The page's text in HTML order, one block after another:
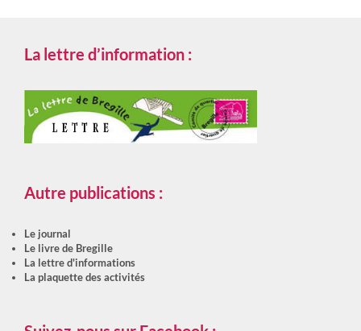
La lettre d’information :
Autre publications :
Le journal
Le livre de Bregille
La lettre d'informations
La plaquette des activités